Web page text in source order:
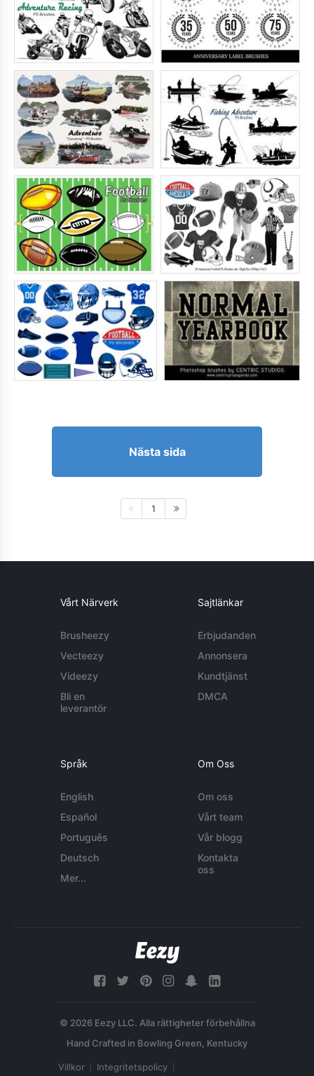
Nästa sida
1
Vårt Närverk
Brusheezy
Vecteezy
Videezy
Bli en
leverantör
Sajtlänkar
Erbjudanden
Annonsera
Kundtjänst
DMCA
Språk
English
Español
Português
Deutsch
Mer...
Om Oss
Om oss
Vårt team
Vår blogg
Kontakta
oss
© 2026 Eezy LLC. Alla rättigheter förbehållna
Villkor Integritetspolicy